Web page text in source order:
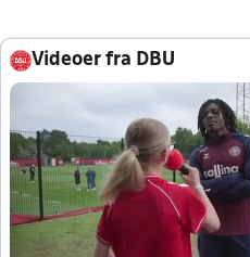
Videoer fra DBU